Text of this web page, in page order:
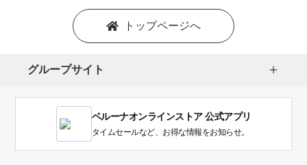
い
トップページへ
グループサイト
ベルーナオンラインストア 公式アプリ
タイムセールなど、お得な情報をお知らせ。